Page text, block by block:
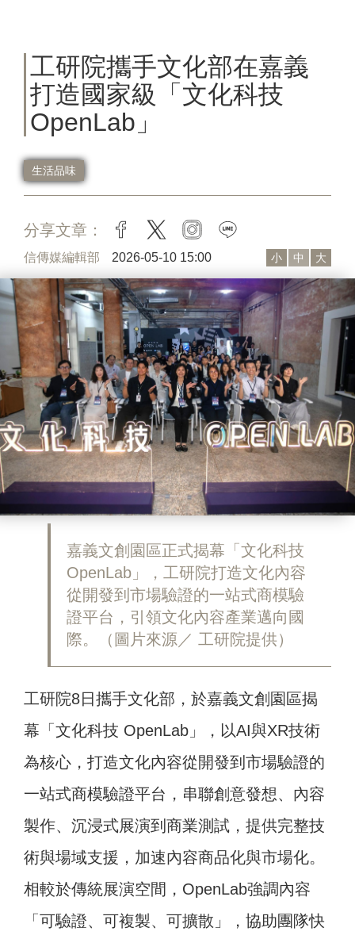
工研院攜手文化部在嘉義
打造國家級「文化科技
OpenLab」
生活品味
分享文章： facebook
twitter instagram
信傳媒編輯部 2026-05-10 15:00 小 中 大
嘉義文創園區正式揭幕「文化科技
OpenLab」，工研院打造文化內容
從開發到市場驗證的一站式商模驗
證平台，引領文化內容產業邁向國
際。（圖片來源／ 工研院提供）
工研院8日攜手文化部，於嘉義文創園區揭
幕「文化科技 OpenLab」，以AI與XR技術
為核心，打造文化內容從開發到市場驗證的
一站式商模驗證平台，串聯創意發想、內容
製作、沉浸式展演到商業測試，提供完整技
術與場域支援，加速內容商品化與市場化。
相較於傳統展演空間，OpenLab強調內容
「可驗證、可複製、可擴散」，協助團隊快